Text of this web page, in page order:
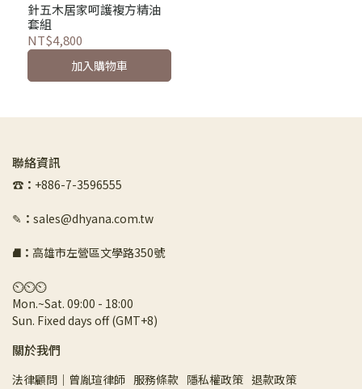
針五木居家呵護複方精油
套組
NT$4,800
加入購物車
聯絡資訊
☎︎ ： +886-7-3596555
✎ ： sales@dhyana.com.tw
⛘ ： 高雄市左營區文學路350號
⏲︎⏲︎⏲︎
Mon.~Sat. 09:00 - 18:00
Sun. Fixed days off (GMT+8)
關於我們
法律顧問｜曾胤瑄律師 服務條款 隱私權政策 退款政策